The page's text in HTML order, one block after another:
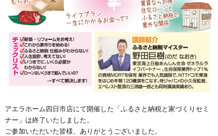
アエラホーム四日市店にて開催した「ふるさと納税と家づくりセミ
ナー」は終了いたしました。
ご参加いただいた皆様、ありがとうございました。